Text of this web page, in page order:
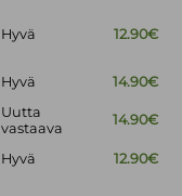
Hyvä 12.90€
Hyvä
14.90€
Uutta
vastaava
14.90€
Hyvä
12.90€